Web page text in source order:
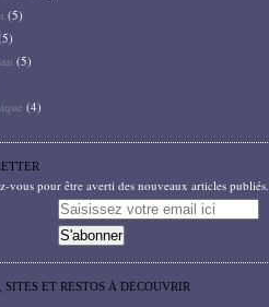
(5)
(5)
(4)
vous pour être averti des nouveaux articles publiés.
SITES ET RESTOS À DÉCOUVRIR